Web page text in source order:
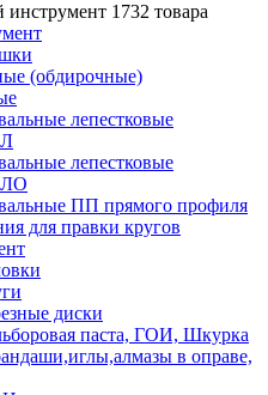
инструмент 1732 товара
(обдирочные)
лепестковые
лепестковые
ПП прямого профиля
для правки кругов
диски
паста, ГОИ, Шкурка
в оправе,